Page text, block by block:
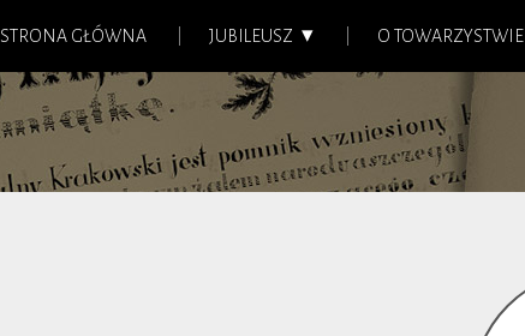
STRONA GŁÓWNA JUBILEUSZ O TOWARZYSTWIE